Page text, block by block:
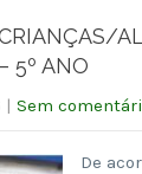
5º ANO
| Sem
De